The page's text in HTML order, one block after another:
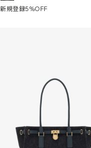
格
新規登録5%OFF